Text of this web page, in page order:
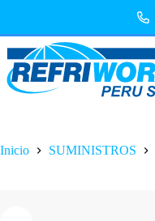
Inicio SUMINISTROS